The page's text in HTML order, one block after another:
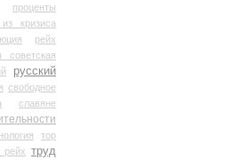
проценты
кризиса
рейх
советская
русский
свободное
славяне
тор
рейх труд